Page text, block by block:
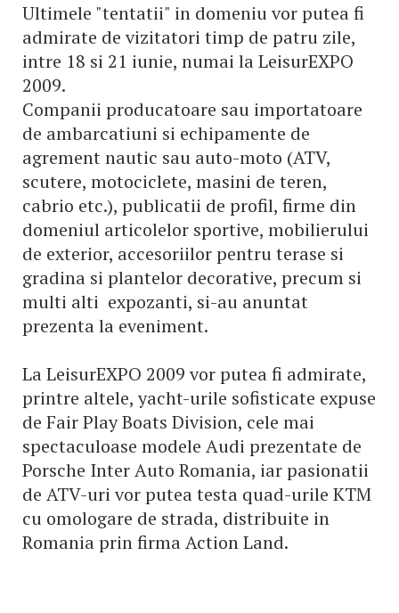
Ultimele "tentatii" in domeniu vor putea fi
admirate de vizitatori timp de patru zile,
intre 18 si 21 iunie, numai la LeisurEXPO
2009.
Companii producatoare sau importatoare
de ambarcatiuni si echipamente de
agrement nautic sau auto-moto (ATV,
scutere, motociclete, masini de teren,
cabrio etc.), publicatii de profil, firme din
domeniul articolelor sportive, mobilierului
de exterior, accesoriilor pentru terase si
gradina si plantelor decorative, precum si
multi alti expozanti, si-au anuntat
prezenta la eveniment.
La LeisurEXPO 2009 vor putea fi admirate,
printre altele, yacht-urile sofisticate expuse
de Fair Play Boats Division, cele mai
spectaculoase modele Audi prezentate de
Porsche Inter Auto Romania, iar pasionatii
de ATV-uri vor putea testa quad-urile KTM
cu omologare de strada, distribuite in
Romania prin firma Action Land.